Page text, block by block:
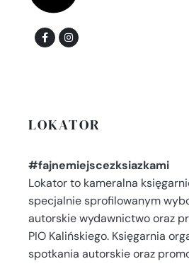
LOKATOR
#fajnemiejscezksiazkami
Lokator to kameralna
specjalnie sprofilowanym
autorskie wydawnictwo oraz
PIO Kalińskiego. Księgarnia
spotkania autorskie oraz